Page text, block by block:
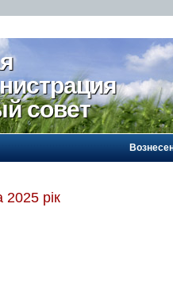
совет
рік